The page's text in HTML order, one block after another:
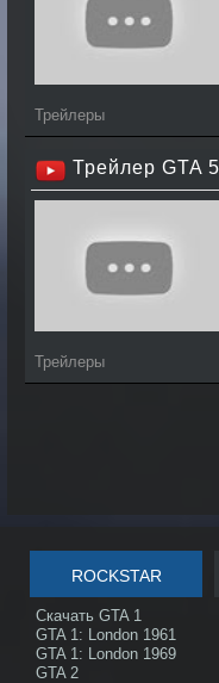
Трейлеры
Трейлер GTA 5
Трейлеры
ROCKSTAR
Скачать GTA 1
GTA 1: London 1961
GTA 1: London 1969
GTA 2